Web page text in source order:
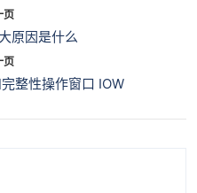
页
原因是什么
页
整性操作窗口 IOW